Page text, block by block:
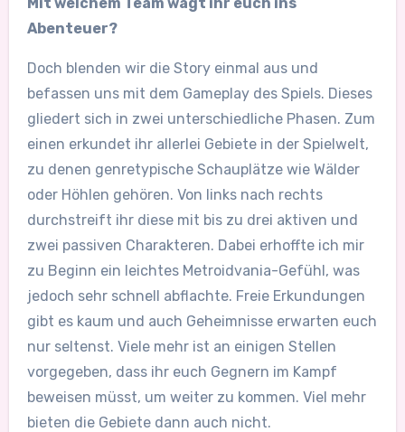
Abenteuer?
Doch blenden wir die Story einmal aus und
befassen uns mit dem Gameplay des Spiels. Dieses
gliedert sich in zwei unterschiedliche Phasen. Zum
einen erkundet ihr allerlei Gebiete in der Spielwelt,
zu denen genretypische Schauplätze wie Wälder
oder Höhlen gehören. Von links nach rechts
durchstreift ihr diese mit bis zu drei aktiven und
zwei passiven Charakteren. Dabei erhoffte ich mir
zu Beginn ein leichtes Metroidvania-Gefühl, was
jedoch sehr schnell abflachte. Freie Erkundungen
gibt es kaum und auch Geheimnisse erwarten euch
nur seltenst. Viele mehr ist an einigen Stellen
vorgegeben, dass ihr euch Gegnern im Kampf
beweisen müsst, um weiter zu kommen. Viel mehr
bieten die Gebiete dann auch nicht.